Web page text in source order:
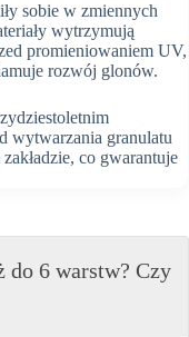
sobie w zmiennych
wytrzymują
promieniowaniem UV,
rozwój glonów.
wytwarzania granulatu
co gwarantuje
do 6 warstw? Czy